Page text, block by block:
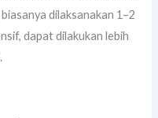
dilaksanakan 1–2
dapat dilakukan lebih